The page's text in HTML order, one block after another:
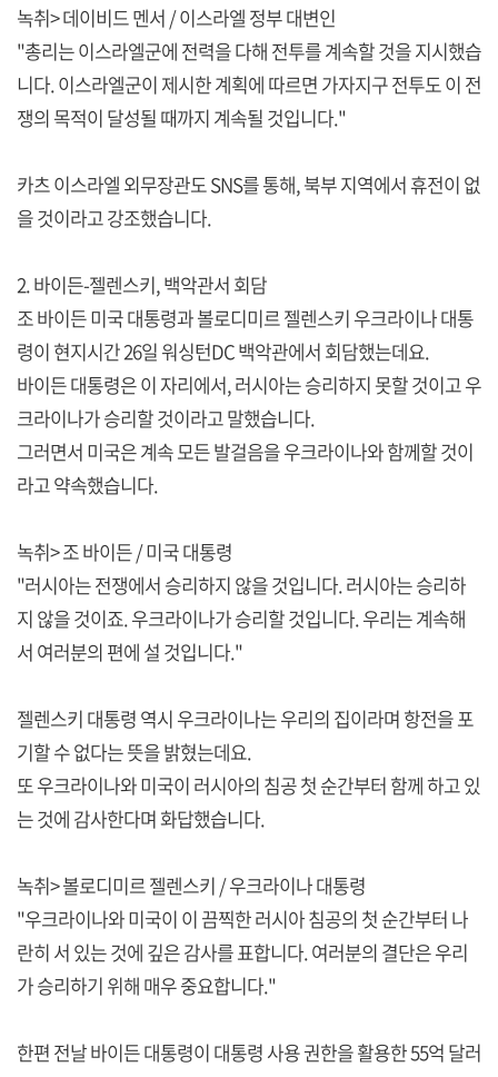
녹취> 데이비드 멘서 / 이스라엘 정부 대변인
"총리는 이스라엘군에 전력을 다해 전투를 계속할 것을 지시했습
니다. 이스라엘군이 제시한 계획에 따르면 가자지구 전투도 이 전
쟁의 목적이 달성될 때까지 계속될 것입니다."
카츠 이스라엘 외무장관도 SNS를 통해, 북부 지역에서 휴전이 없
을 것이라고 강조했습니다.
2. 바이든-젤렌스키, 백악관서 회담
조 바이든 미국 대통령과 볼로디미르 젤렌스키 우크라이나 대통
령이 현지시간 26일 워싱턴DC 백악관에서 회담했는데요.
바이든 대통령은 이 자리에서, 러시아는 승리하지 못할 것이고 우
크라이나가 승리할 것이라고 말했습니다.
그러면서 미국은 계속 모든 발걸음을 우크라이나와 함께할 것이
라고 약속했습니다.
녹취> 조 바이든 / 미국 대통령
"러시아는 전쟁에서 승리하지 않을 것입니다. 러시아는 승리하
지 않을 것이죠. 우크라이나가 승리할 것입니다. 우리는 계속해
서 여러분의 편에 설 것입니다."
젤렌스키 대통령 역시 우크라이나는 우리의 집이라며 항전을 포
기할 수 없다는 뜻을 밝혔는데요.
또 우크라이나와 미국이 러시아의 침공 첫 순간부터 함께 하고 있
는 것에 감사한다며 화답했습니다.
녹취> 볼로디미르 젤렌스키 / 우크라이나 대통령
"우크라이나와 미국이 이 끔찍한 러시아 침공의 첫 순간부터 나
란히 서 있는 것에 깊은 감사를 표합니다. 여러분의 결단은 우리
가 승리하기 위해 매우 중요합니다."
한편 전날 바이든 대통령이 대통령 사용 권한을 활용한 55억 달러